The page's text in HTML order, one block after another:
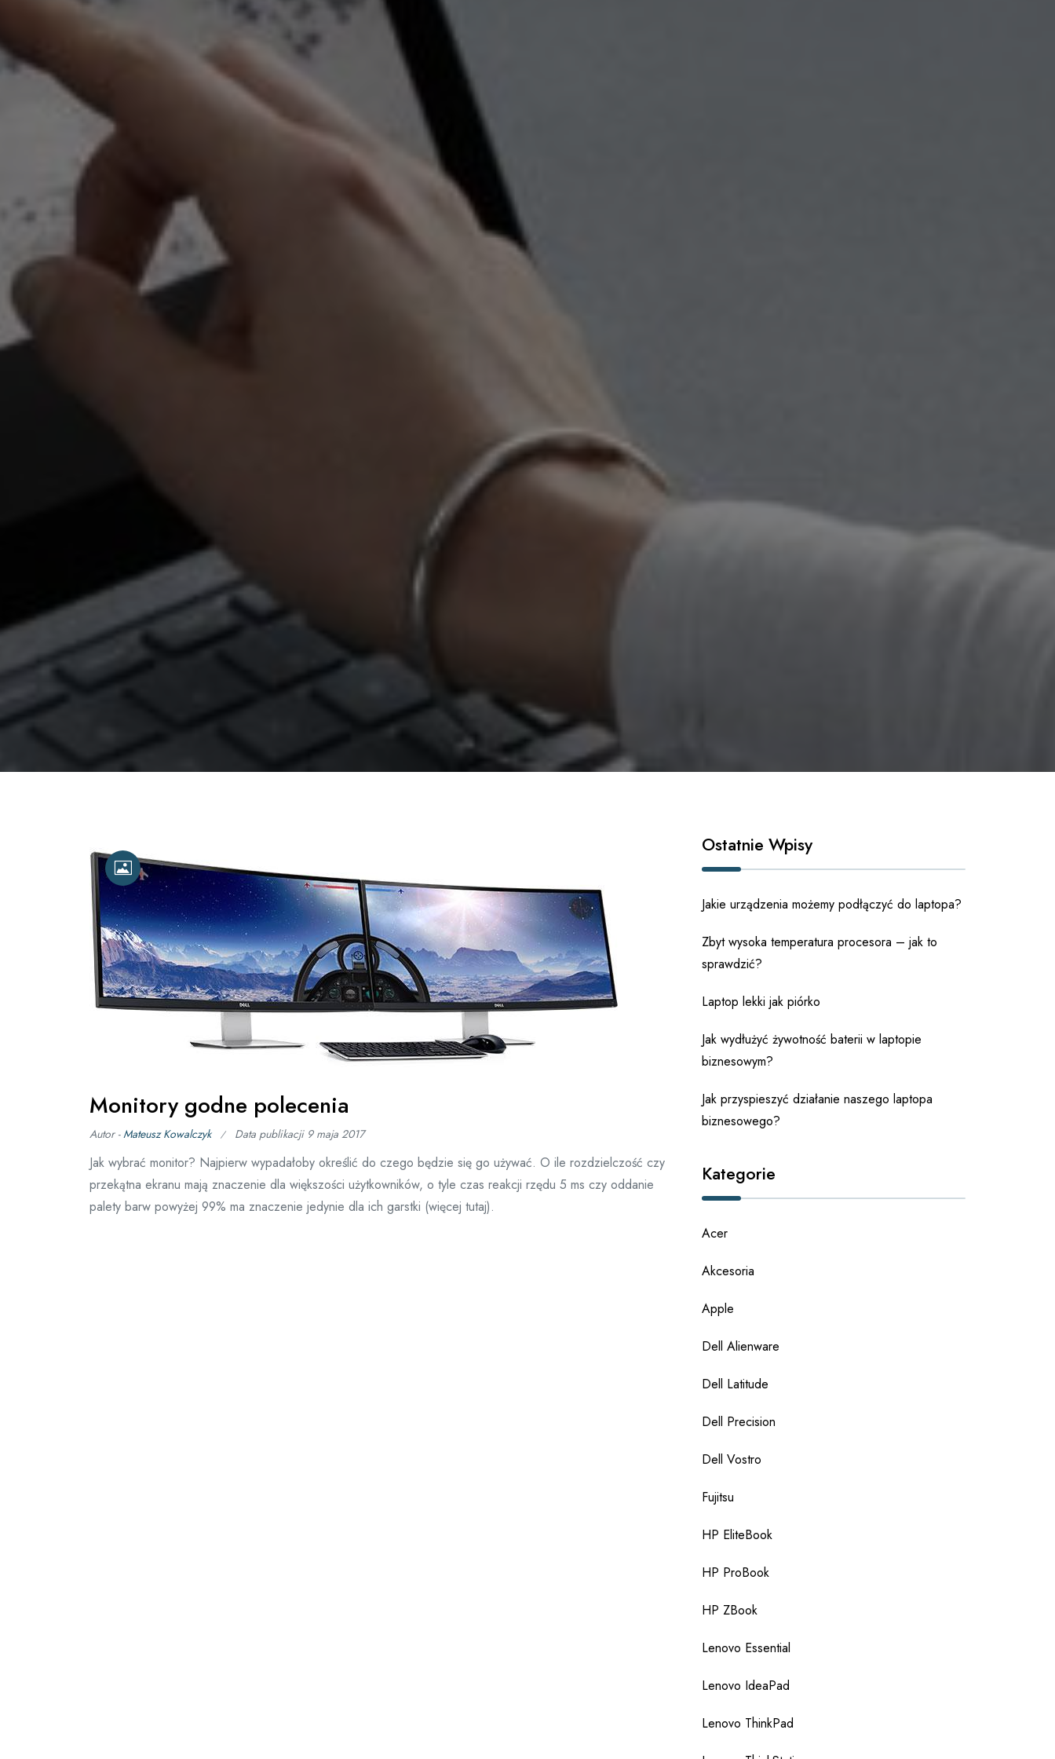
Monitory godne polecenia
Autor -Mateusz Kowalczyk Data publikacji 9 maja 2017
Jak wybrać monitor? Najpierw wypadałoby określić do czego będzie się go używać. O ile rozdzielczość czy
przekątna ekranu mają znaczenie dla większości użytkowników, o tyle czas reakcji rzędu 5 ms czy oddanie
palety barw powyżej 99% ma znaczenie jedynie dla ich garstki (więcej tutaj).
Ostatnie Wpisy
Jakie urządzenia możemy podłączyć do laptopa?
Zbyt wysoka temperatura procesora – jak to
sprawdzić?
Laptop lekki jak piórko
Jak wydłużyć żywotność baterii w laptopie
biznesowym?
Jak przyspieszyć działanie naszego laptopa
biznesowego?
Kategorie
Acer
Akcesoria
Apple
Dell Alienware
Dell Latitude
Dell Precision
Dell Vostro
Fujitsu
HP EliteBook
HP ProBook
HP ZBook
Lenovo Essential
Lenovo IdeaPad
Lenovo ThinkPad